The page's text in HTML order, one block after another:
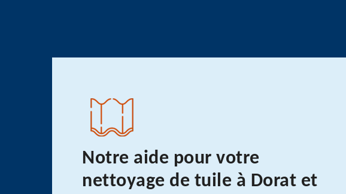
Notre aide pour votre
nettoyage de tuile à Dorat et